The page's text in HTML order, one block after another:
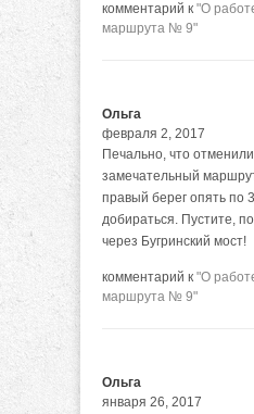
комментарий к "О
маршрута № 9"
Ольга
февраля 2, 2017
Печально, что
замечательный
правый берег опять по
добираться. Пустите,
через Бугринский мост!
комментарий к "О
маршрута № 9"
Ольга
января 26, 2017